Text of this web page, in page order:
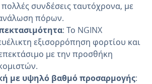
πολλές συνδέσεις ταυτόχρονα, με
πόρων.
: Το NGINX
εξισορρόπηση φορτίου και
με την προσθήκη
με υψηλό βαθμό προσαρμογής: